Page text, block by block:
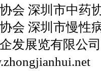
会 深圳市中药
会 深圳市慢性
发展览有限公司